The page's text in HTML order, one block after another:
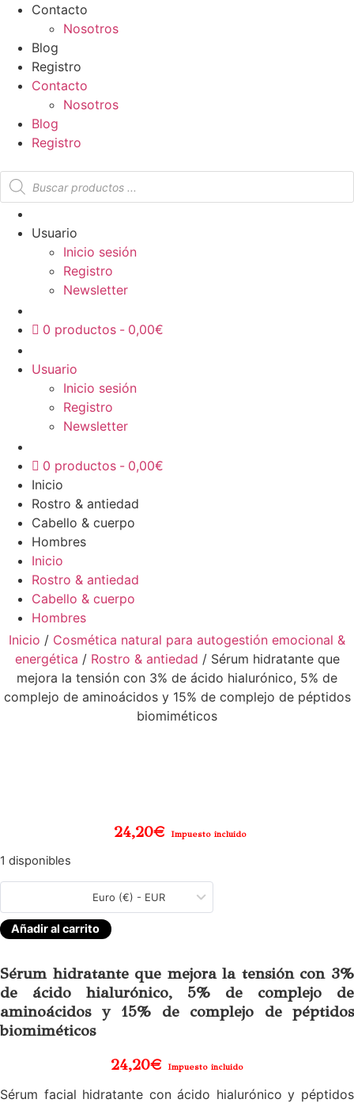
Contacto
Nosotros
Blog
Registro
Contacto
Nosotros
Blog
Registro
Usuario
Inicio sesión
Registro
Newsletter
0 productos 0,00€
Usuario
Inicio sesión
Registro
Newsletter
0 productos
0,00€
Inicio
Rostro & antiedad
Cabello & cuerpo
Hombres
Inicio
Rostro & antiedad
Cabello & cuerpo
Hombres
Inicio / Cosmética natural para autogestión emocional &
energética / Rostro & antiedad / Sérum hidratante que
mejora la tensión con 3% de ácido hialurónico, 5% de
complejo de aminoácidos y 15% de complejo de péptidos
biomiméticos
24,20€ Impuesto incluido
1 disponibles
Euro (€) - EUR
Añadir al carrito
Sérum hidratante que mejora la tensión con 3%
de ácido hialurónico, 5% de complejo de
aminoácidos y 15% de complejo de péptidos
biomiméticos
24,20€ Impuesto incluido
Sérum facial hidratante con ácido hialurónico y péptidos